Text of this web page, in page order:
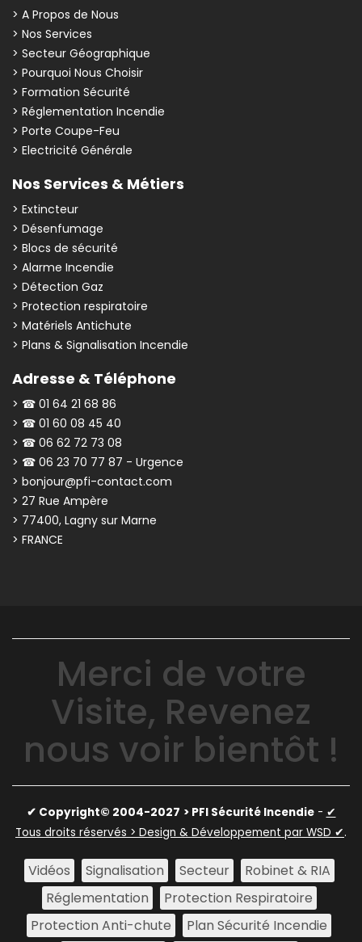
> A Propos de Nous
> Nos Services
> Secteur Géographique
> Pourquoi Nous Choisir
> Formation Sécurité
> Réglementation Incendie
> Porte Coupe-Feu
> Electricité Générale
Nos Services & Métiers
> Extincteur
> Désenfumage
> Blocs de sécurité
> Alarme Incendie
> Détection Gaz
> Protection respiratoire
> Matériels Antichute
> Plans & Signalisation Incendie
Adresse & Téléphone
> ☎ 01 64 21 68 86
> ☎ 01 60 08 45 40
> ☎ 06 62 72 73 08
> ☎ 06 23 70 77 87 - Urgence
> bonjour@pfi-contact.com
> 27 Rue Ampère
> 77400, Lagny sur Marne
> FRANCE
Merci de votre
Visite, Revenez
nous voir bientôt !
✔ Copyright© 2004-2027 > PFI Sécurité Incendie- ✔
Tous droits réservés > Design & Développement par WSD ✔.
Vidéos Signalisation Secteur
Robinet & RIA
Réglementation
Protection Respiratoire
Protection Anti-chute
Plan Sécurité Incendie